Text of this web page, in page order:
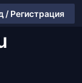
/ Регистрация